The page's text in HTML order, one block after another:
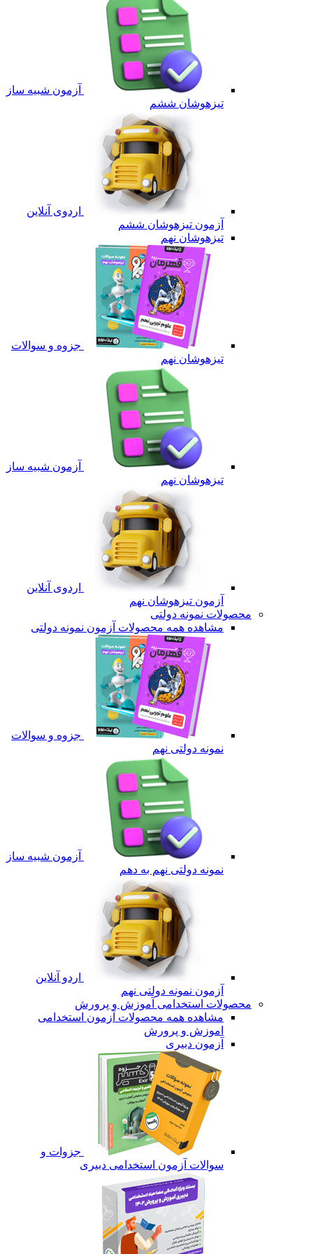
آزمون شبیه ساز
تیزهوشان ششم
اردوی آنلاین
آزمون تیزهوشان ششم
تیزهوشان نهم
جزوه و سوالات
تیزهوشان نهم
آزمون شبیه ساز
تیزهوشان نهم
اردوی آنلاین
آزمون تیزهوشان نهم
محصولات نمونه دولتی
مشاهده همه محصولات آزمون نمونه دولتی
جزوه و سوالات
نمونه دولتی نهم
آزمون شبیه ساز
نمونه دولتی نهم به دهم
اردو آنلاین
آزمون نمونه دولتی نهم
محصولات استخدامی آموزش و پرورش
مشاهده همه محصولات آزمون استخدامی
اموزش و پرورش
آزمون دبیری
جزوات و
سوالات آزمون استخدامی دبیری